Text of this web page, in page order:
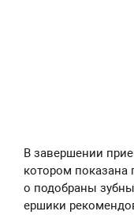
В завершении
котором показана
о подобраны
ершики